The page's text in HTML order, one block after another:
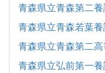
青森県立青森第二
青森県立青森若葉
青森県立青森第二
青森県立弘前第一